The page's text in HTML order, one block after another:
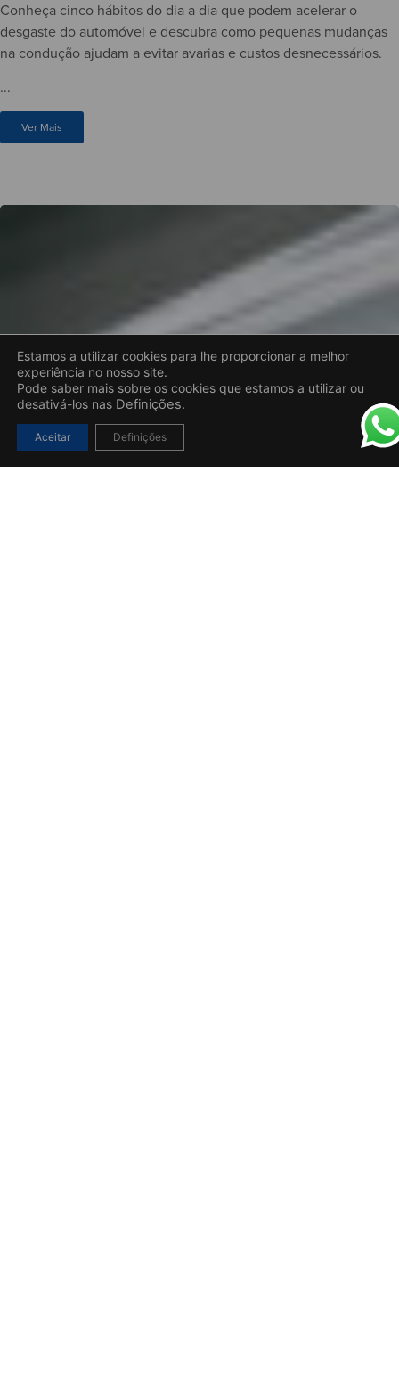
Conheça cinco hábitos do dia a dia que podem acelerar o
desgaste do automóvel e descubra como pequenas mudanças
na condução ajudam a evitar avarias e custos desnecessários.
...
Ver Mais
Estamos a utilizar cookies para lhe proporcionar a melhor
experiência no nosso site.
Pode saber mais sobre os cookies que estamos a utilizar ou
desativá-los nas Definições.
Aceitar Definições